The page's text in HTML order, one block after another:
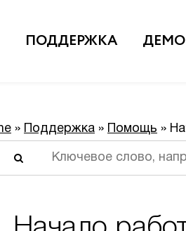
ПОДДЕРЖКА ДЕМО
» Поддержка » Помощь »
поиска